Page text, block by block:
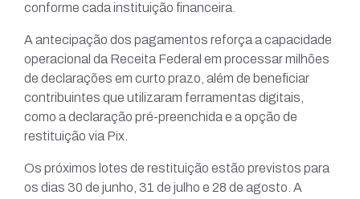
conforme cada instituição financeira.
A antecipação dos pagamentos reforça a capacidade
operacional da Receita Federal em processar milhões
de declarações em curto prazo, além de beneficiar
contribuintes que utilizaram ferramentas digitais,
como a declaração pré-preenchida e a opção de
restituição via Pix.
Os próximos lotes de restituição estão previstos para
os dias 30 de junho, 31 de julho e 28 de agosto. A